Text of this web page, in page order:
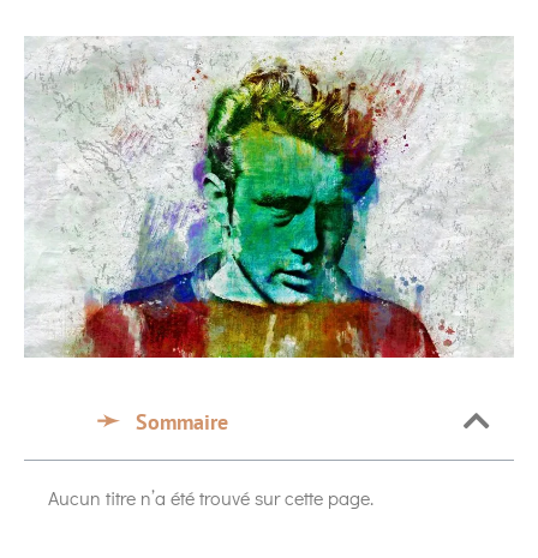
Sommaire
Aucun titre n’a été trouvé sur cette page.